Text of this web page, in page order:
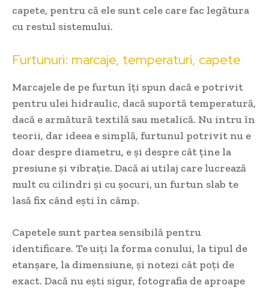
capete, pentru că ele sunt cele care fac legătura
cu restul sistemului.
Furtunuri: marcaje, temperaturi, capete
Marcajele de pe furtun îți spun dacă e potrivit
pentru ulei hidraulic, dacă suportă temperatură,
dacă e armătură textilă sau metalică. Nu intru în
teorii, dar ideea e simplă, furtunul potrivit nu e
doar despre diametru, e și despre cât ține la
presiune și vibrație. Dacă ai utilaj care lucrează
mult cu cilindri și cu șocuri, un furtun slab te
lasă fix când ești în câmp.
Capetele sunt partea sensibilă pentru
identificare. Te uiți la forma conului, la tipul de
etanșare, la dimensiune, și notezi cât poți de
exact. Dacă nu ești sigur, fotografia de aproape